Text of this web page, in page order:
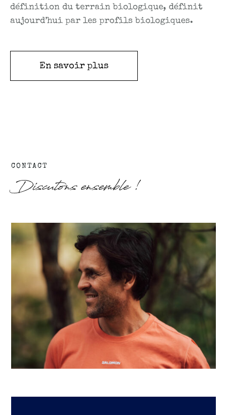
définition du terrain biologique, définit
aujourd’hui par les profils biologiques.
En savoir plus
CONTACT
Discutons ensemble !